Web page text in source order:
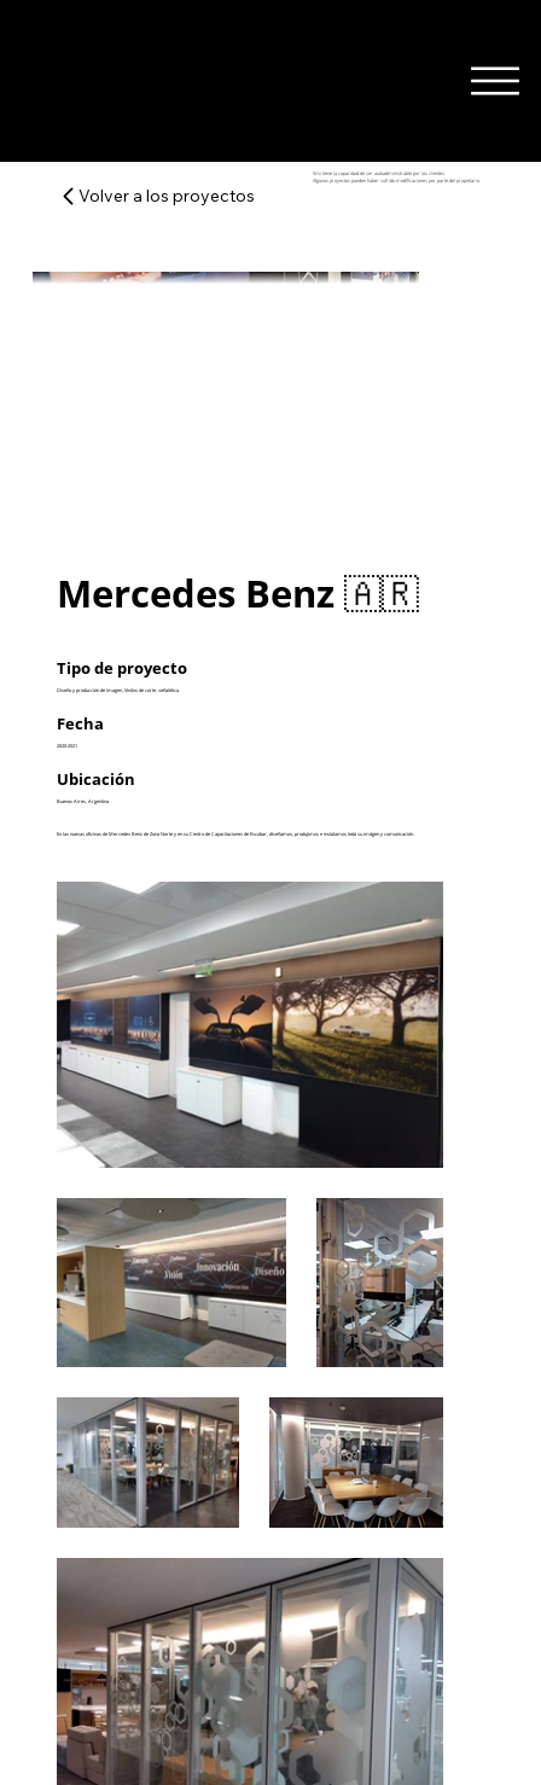
Volver a los proyectos
Wix tiene la capacidad de ser autoadministrable por los clientes.
Algunos proyectos pueden haber sufrido modificaciones por parte del propietario.
Mercedes Benz 🇦🇷
Tipo de proyecto
Diseño y producción de imagen, Vinilos de corte, señalética
Fecha
2020-2021
Ubicación
Buenos Aires, Argentina
En las nuevas oficinas de Mercedes Benz de Zona Norte y en su Centro de Capacitaciones de Escobar, diseñamos, produjimos e instalamos toda su imágen y comunicación.